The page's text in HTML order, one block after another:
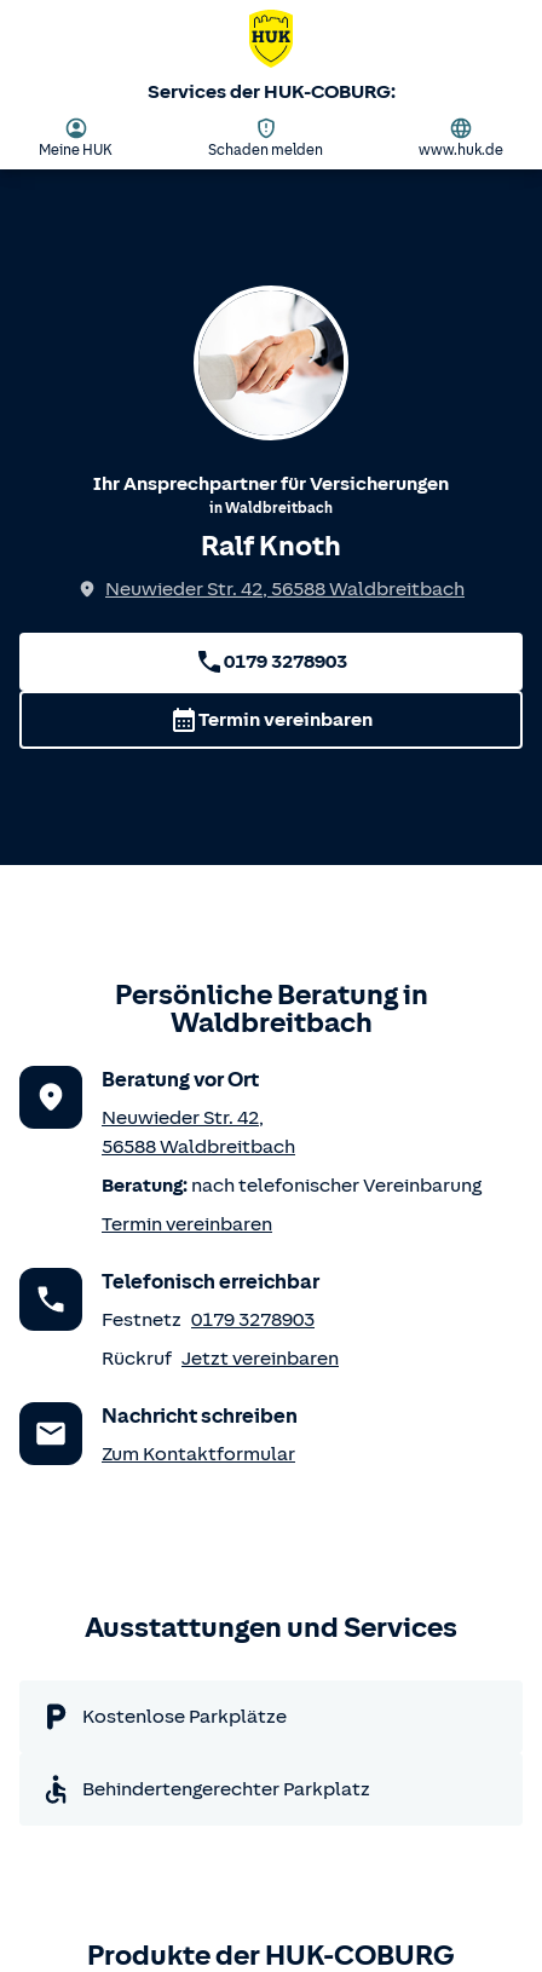
Services der HUK-COBURG:
Meine HUK Schaden melden www.huk.de
Ihr Ansprechpartner für Versicherungen
inWaldbreitbach
Ralf Knoth
Neuwieder Str. 42, 56588Waldbreitbach
0179 3278903
Termin vereinbaren
Persönliche Beratung in
Waldbreitbach
Beratung vor Ort
Neuwieder Str. 42,
56588Waldbreitbach
Beratung: nach telefonischer Vereinbarung
Termin vereinbaren
Telefonisch erreichbar
Festnetz 0179 3278903
Rückruf Jetzt vereinbaren
Nachricht schreiben
Zum Kontaktformular
Ausstattungen und Services
Kostenlose Parkplätze
Behindertengerechter Parkplatz
Produkte der HUK-COBURG